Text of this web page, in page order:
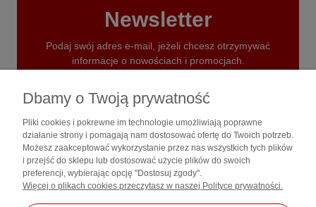
Newsletter
Podaj swój adres e-mail, jeżeli chcesz otrzymywać
informacje o nowościach i promocjach.
Zakupy
Dbamy o Twoją prywatność
Pliki cookies i pokrewne im technologie umożliwiają poprawne
działanie strony i pomagają nam dostosować ofertę do Twoich potrzeb.
Możesz zaakceptować wykorzystanie przez nas wszystkich tych plików
i przejść do sklepu lub dostosować użycie plików do swoich
preferencji, wybierając opcję "Dostosuj zgody".
Więcej o plikach cookies przeczytasz w naszej Polityce prywatności.